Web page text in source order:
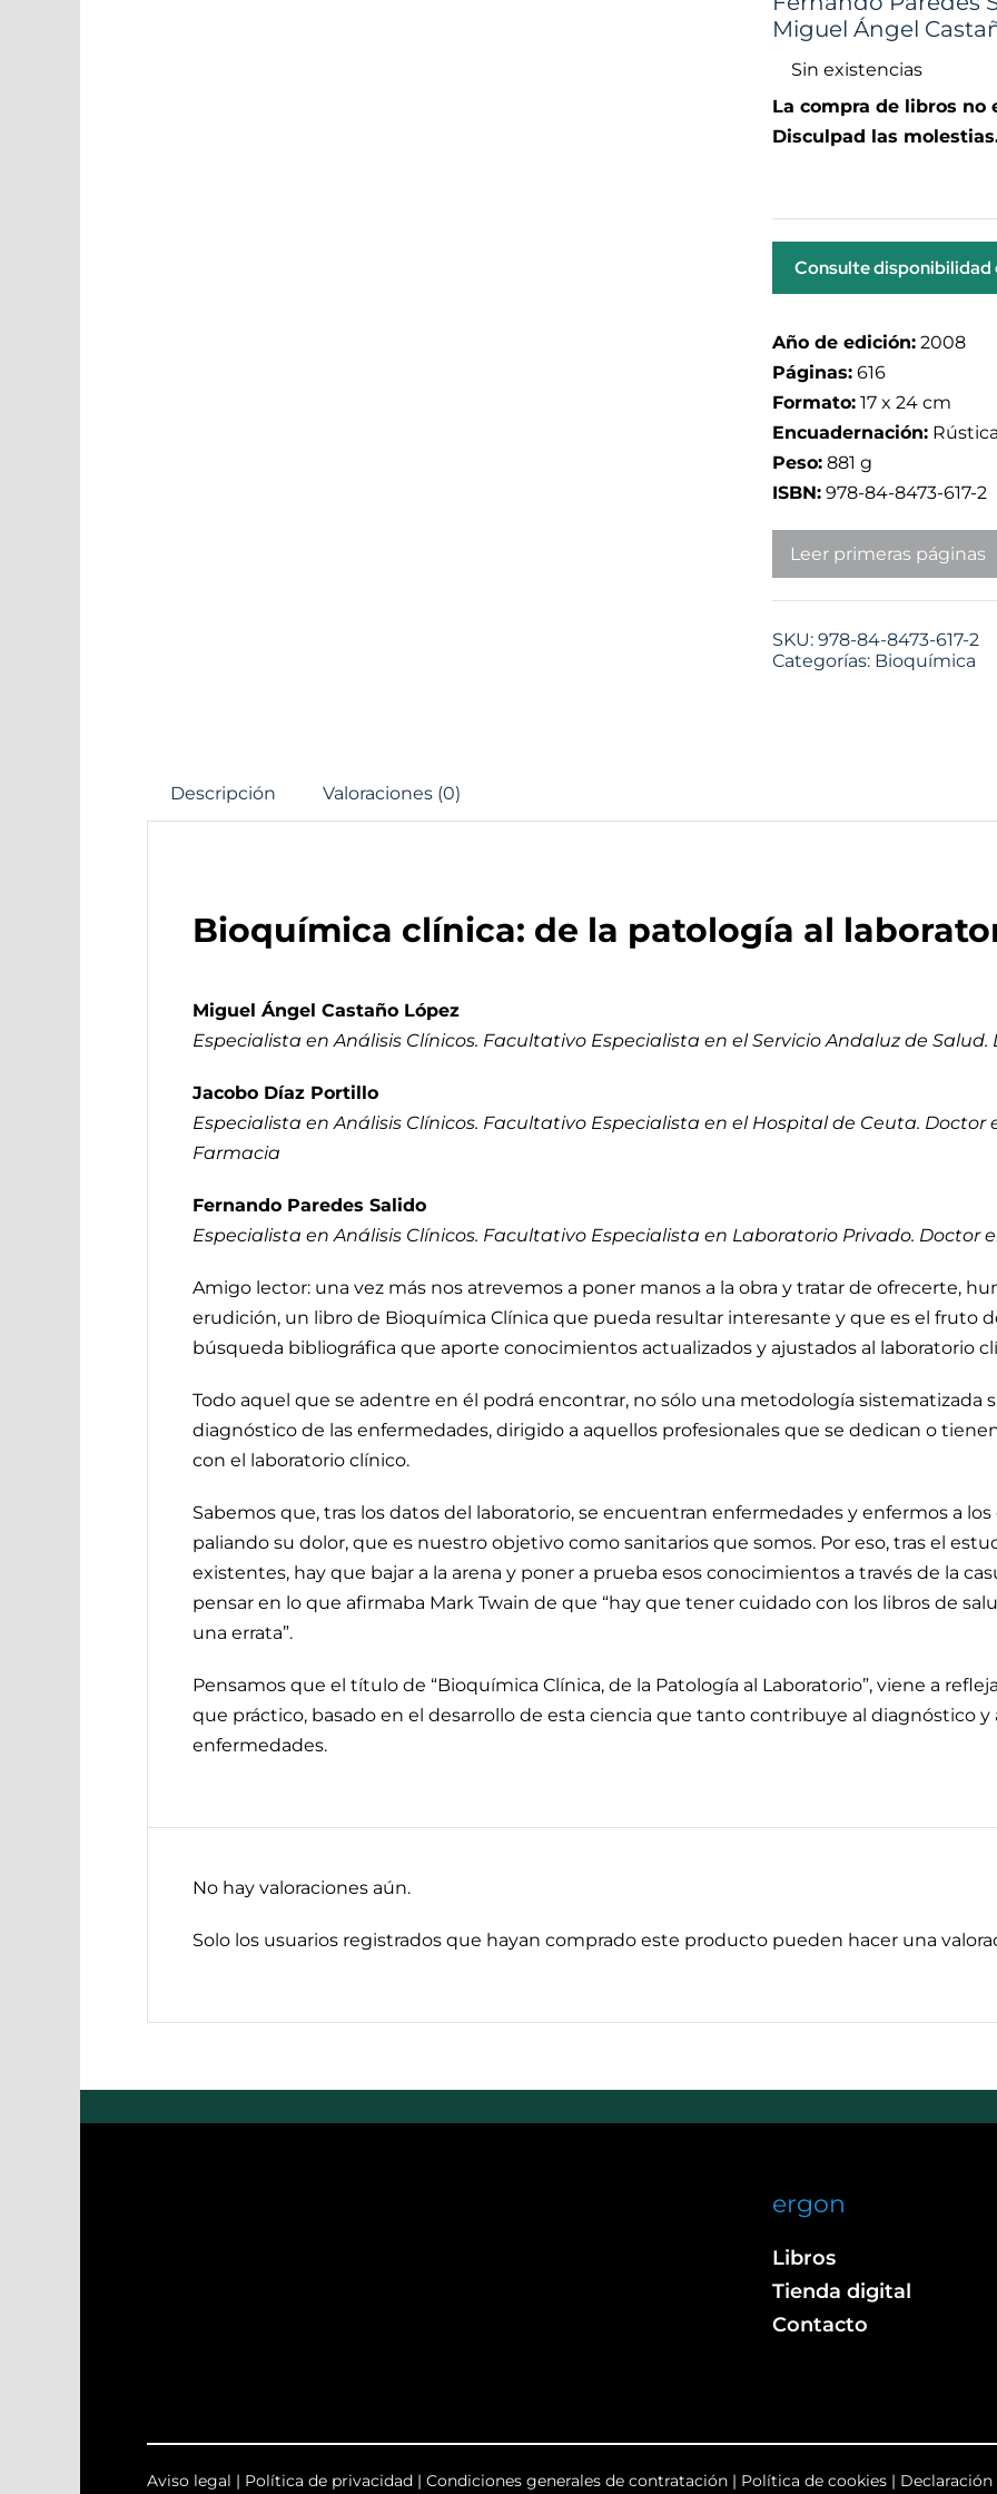
Miguel Ángel
Sin existencias
La compra de libros no
Disculpad las
Consulte disponibilidad
Año de edición:2008
Páginas:616
Formato:17 x 24 cm
Encuadernación:
Peso:881 g
ISBN:978-84-8473-617-2
Leer primeras páginas
SKU: 978-84-8473-617-2
Categorías: Bioquímica
Descripción Valoraciones (0)
Bioquímica clínica: de la patología al
Miguel Ángel Castaño López
Especialista en Análisis Clínicos. Facultativo Especialista en el Servicio Andaluz de
Jacobo Díaz Portillo
Especialista en Análisis Clínicos. Facultativo Especialista en el Hospital de Ceuta. Doctor
Farmacia
Fernando Paredes Salido
Especialista en Análisis Clínicos. Facultativo Especialista en Laboratorio Privado. Doctor
Amigo lector: una vez más nos atrevemos a poner manos a la obra y tratar de ofrecerte,
erudición, un libro de Bioquímica Clínica que pueda resultar interesante y que es el fruto
búsqueda bibliográfica que aporte conocimientos actualizados y ajustados al laboratorio
Todo aquel que se adentre en él podrá encontrar, no sólo una metodología sistematizada
diagnóstico de las enfermedades, dirigido a aquellos profesionales que se dedican o
con el laboratorio clínico.
Sabemos que, tras los datos del laboratorio, se encuentran enfermedades y enfermos a
paliando su dolor, que es nuestro objetivo como sanitarios que somos. Por eso, tras el
existentes, hay que bajar a la arena y poner a prueba esos conocimientos a través de la
pensar en lo que afirmaba Mark Twain de que “hay que tener cuidado con los libros de
una errata”.
Pensamos que el título de “Bioquímica Clínica, de la Patología al Laboratorio”, viene a
que práctico, basado en el desarrollo de esta ciencia que tanto contribuye al diagnóstico y
enfermedades.
No hay valoraciones aún.
Solo los usuarios registrados que hayan comprado este producto pueden hacer una
ergon
Libros
Tienda digital
Contacto
Aviso legal | Política de privacidad | Condiciones generales de contratación| Política de cookies|